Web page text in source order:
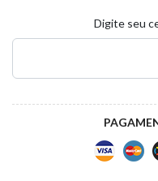
Digite seu